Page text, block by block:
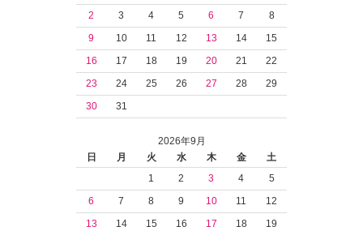
2
3 4 5 6 7
8
9
10 11 12 13 14
15
16
17 18 19 20 21
22
23
24 25 26 27 28
29
30
31
2026年9月
日
月 火 水 木 金
土
1
2 3 4
5
6
7 8 9 10 11
12
13
14 15 16 17 18
19